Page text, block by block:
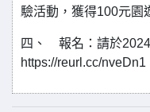
驗活動，獲得100元園
四、 報名：請於
https://reurl.cc/nveDn1